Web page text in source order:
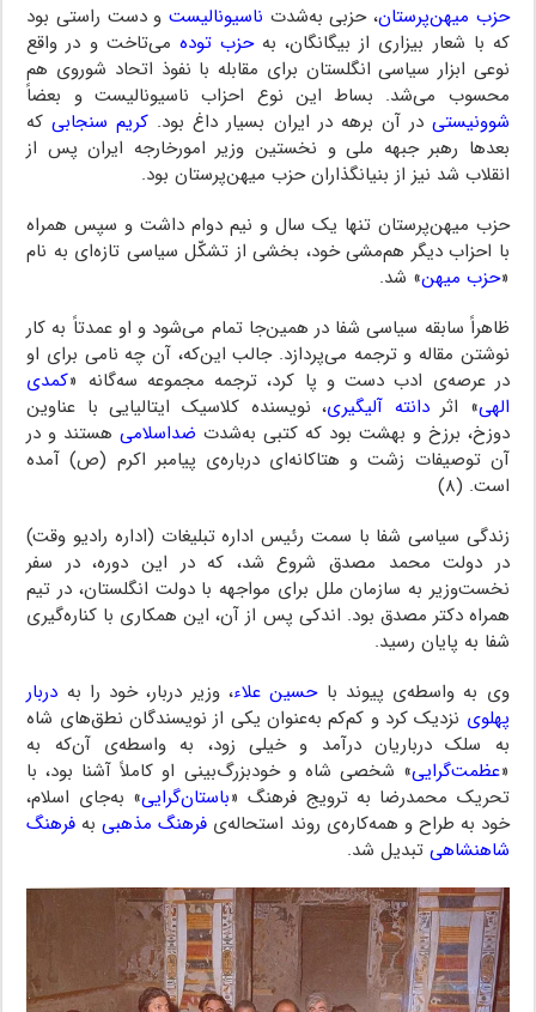
حزب میهن‌پرستان، حزبی به‌شدت ناسیونالیستو دست راستی بود
که با شعار بیزاری از بیگانگان، بهحزب توده می‌تاخت و در واقع
نوعی ابزار سیاسی انگلستان برای مقابله با نفوذ اتحاد شوروی هم
محسوب می‌شد. بساط این نوع احزاب ناسیونالیست و بعضاً
شوونیستی در آن برهه در ایران بسیار داغ بود. کریم سنجابیکه
بعدها رهبر جبهه ملی و نخستین وزیر امورخارجه ایران پس از
انقلاب شد نیز از بنیانگذاران حزب میهن‌پرستان بود.
حزب میهن‌پرستان تنها یک سال و نیم دوام داشت و سپس همراه
با احزاب دیگر هم‌مشی خود، بخشی از تشکّل سیاسی تازه‌ای به نام
«حزب میهن» شد.
ظاهراً سابقه سیاسی شفا در همین‌جا تمام می‌شود و او عمدتاً به کار
نوشتن مقاله و ترجمه می‌پردازد. جالب این‌که، آن چه نامی برای او
در عرصه‌ی ادب دست و پا کرد، ترجمه مجموعه سه‌گانه «کمدی
الهی» اثردانته آلیگیری، نویسنده کلاسیک ایتالیایی با عناوین
دوزخ، برزخ و بهشت بود که کتبی به‌شدت ضداسلامیهستند و در
آن توصیفات زشت و هتاکانه‌ای درباره‌ی پیامبر اکرم (ص) آمده
است. (۸)
زندگی سیاسی شفا با سمت رئیس اداره تبلیغات (اداره رادیو وقت)
در دولت محمد مصدق شروع شد، که در این دوره، در سفر
نخست‌وزیر به سازمان ملل برای مواجهه با دولت انگلستان، در تیم
همراه دکتر مصدق بود. اندکی پس از آن، این همکاری با کناره‌گیری
شفا به پایان رسید.
وی به واسطه‌ی پیوند باحسین علاء، وزیر دربار، خود را به دربار
پهلوی نزدیک کرد و کم‌کم به‌عنوان یکی از نویسندگان نطق‌های شاه
به سلک درباریان درآمد و خیلی زود، به واسطه‌ی آن‌که به
«عظمت‌گرایی» شخصی شاه و خودبزرگ‌بینی او کاملاً آشنا بود، با
تحریک محمدرضا به ترویج فرهنگ «باستان‌گرایی» به‌جای اسلام،
خود به طراح و همه‌کاره‌ی روند استحاله‌ی فرهنگ مذهبیبه فرهنگ
شاهنشاهی تبدیل شد.